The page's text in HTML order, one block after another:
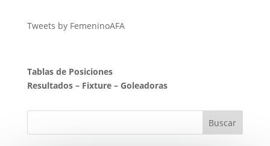
Tweets by FemeninoAFA
Tablas de Posiciones
Resultados– Fixture– Goleadoras